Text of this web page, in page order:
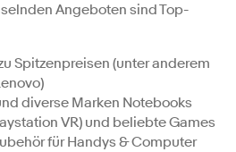
Angeboten sind Top-
Spitzenpreisen (unter anderem
diverse Marken Notebooks
VR) und beliebte Games
für Handys & Computer